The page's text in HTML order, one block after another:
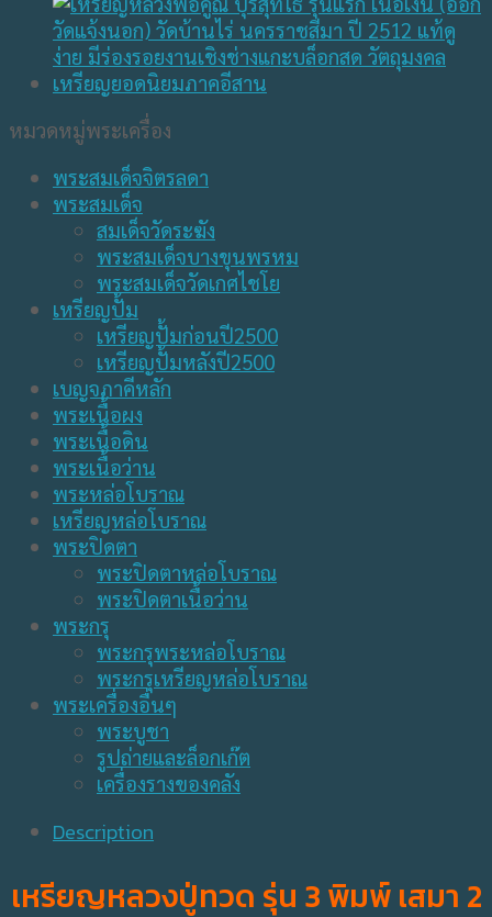
หมวดหมู่พระเครื่อง
พระสมเด็จจิตรลดา
พระสมเด็จ
สมเด็จวัดระฆัง
พระสมเด็จบางขุนพรหม
พระสมเด็จวัดเกศไชโย
เหรียญปั้ม
เหรียญปั้มก่อนปี2500
เหรียญปั้มหลังปี2500
เบญจภาคีหลัก
พระเนื้อผง
พระเนื้อดิน
พระเนื้อว่าน
พระหล่อโบราณ
เหรียญหล่อโบราณ
พระปิดตา
พระปิดตาหล่อโบราณ
พระปิดตาเนื้อว่าน
พระกรุ
พระกรุพระหล่อโบราณ
พระกรุเหรียญหล่อโบราณ
พระเครื่องอื่นๆ
พระบูชา
รูปถ่ายและล็อกเก๊ต
เครื่องรางของคลัง
Description
เหรียญหลวงปู่ทวด รุ่น 3 พิมพ์ เสมา 2